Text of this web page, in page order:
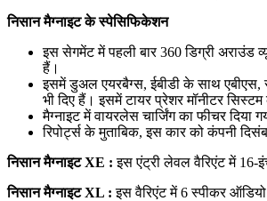
निसान मैग्नाइट के स्पेसिफिकेशन
इस सेगमेंट में पहली बार 360 डिग्री अराउंड
हैं।
इसमें डुअल एयरबैग्स, ईबीडी के साथ एबीएस,
भी दिए हैं। इसमें टायर प्रेशर मॉनीटर
मैग्नाइट में वायरलेस चार्जिंग का फीचर
रिपोर्ट्स के मुताबिक, इस कार को कंपनी
निसान मैग्नाइट XE : इस एंट्री लेवल वैरिएंट में 16-
निसान मैग्नाइट XL :इस वैरिएंट में 6 स्पीकर